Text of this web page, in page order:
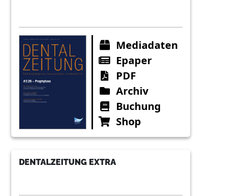
Mediadaten
Epaper
PDF
Archiv
Buchung
Shop
DENTALZEITUNG EXTRA